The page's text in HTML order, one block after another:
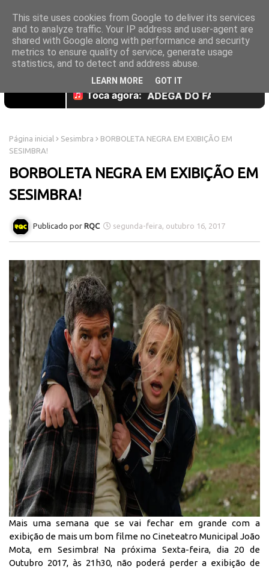
Página inicial Sesimbra
BORBOLETA NEGRA EM EXIBIÇÃO EM
SESIMBRA!
BORBOLETA NEGRA EM EXIBIÇÃO EM
SESIMBRA!
RQC segunda-feira, outubro 16, 2017
Mais uma semana que se vai fechar em grande com a
exibição de mais um bom filme no Cineteatro Municipal João
Mota, em Sesimbra! Na próxima Sexta-feira, dia 20 de
Outubro 2017, às 21h30, não poderá perder a exibição de
This site uses cookies from Google to deliver its services
and to analyze traffic. Your IP address and user-agent are
shared with Google along with performance and security
metrics to ensure quality of service, generate usage
statistics, and to detect and address abuse.
LEARN MORE GOT IT